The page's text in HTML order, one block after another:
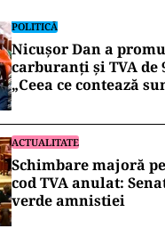
POLITICĂ
Nicușor Dan a
carburanți și TVA de
„Ceea ce contează
ACTUALITATE
Schimbare majoră
cod TVA anulat:
verde amnistiei